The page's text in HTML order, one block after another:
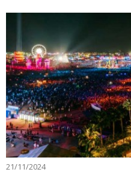
21/11/2024